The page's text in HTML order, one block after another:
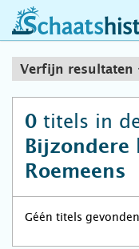
Verfijn resultaten
0 titels in
Bijzondere
Roemeens
Géén titels gevonden.